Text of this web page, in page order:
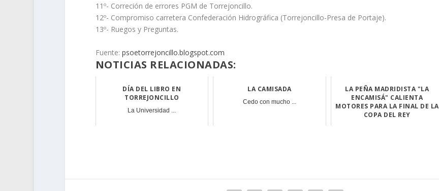
11º- Correción de errores PGM de Torrejoncillo.
12º- Compromiso carretera Confederación Hidrográfica (Torrejoncillo-Presa de Portaje).
13º- Ruegos y Preguntas.
Fuente: psoetorrejoncillo.blogspot.com
NOTICIAS RELACIONADAS:
DÍA DEL LIBRO EN
TORREJONCILLO
La Universidad ...
LA CAMISADA
Cedo con mucho ...
LA PEÑA MADRIDISTA "LA
ENCAMISÁ" CALIENTA
MOTORES PARA LA FINAL DE LA
COPA DEL REY